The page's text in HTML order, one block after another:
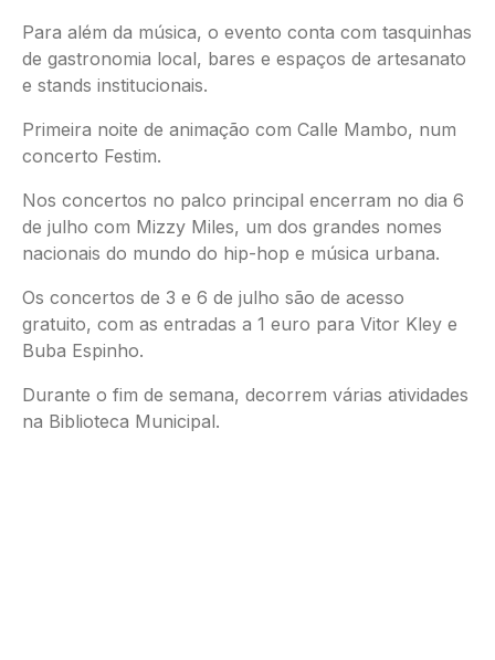
Para além da música, o evento conta com tasquinhas
de gastronomia local, bares e espaços de artesanato
e stands institucionais.
Primeira noite de animação com Calle Mambo, num
concerto Festim.
Nos concertos no palco principal encerram no dia 6
de julho com Mizzy Miles, um dos grandes nomes
nacionais do mundo do hip-hop e música urbana.
Os concertos de 3 e 6 de julho são de acesso
gratuito, com as entradas a 1 euro para Vitor Kley e
Buba Espinho.
Durante o fim de semana, decorrem várias atividades
na Biblioteca Municipal.